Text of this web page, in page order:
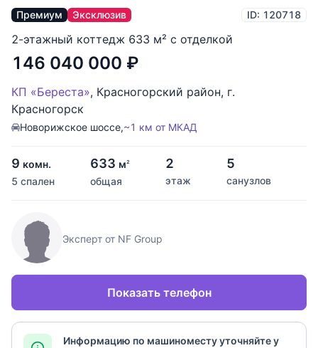
Премиум Эксклюзив ID: 120718
2-этажный коттедж 633 м² с отделкой
146 040 000 ₽
КП «Береста», Красногорский район, г.
Красногорск
Новорижское шоссе,~1 км от МКАД
9 комн.
5 спален
633 м2
общая
2
этаж
5
санузлов
Эксперт от NF Group
Показать телефон
Информацию по машиноместу уточняйте у